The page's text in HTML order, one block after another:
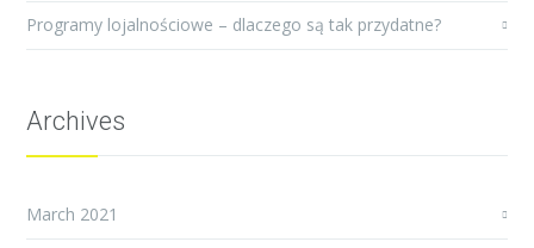
Programy lojalnościowe – dlaczego są tak przydatne?
Archives
March 2021